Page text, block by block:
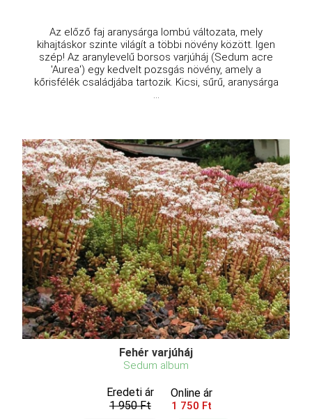
Az előző faj aranysárga lombú változata, mely
kihajtáskor szinte világít a többi növény között. Igen
szép! Az aranylevelű borsos varjúháj (Sedum acre
'Aurea') egy kedvelt pozsgás növény, amely a
kőrisfélék családjába tartozik. Kicsi, sűrű, aranysárga
...
Fehér varjúháj
Sedum album
Eredeti ár
1 950 Ft
Online ár
1 750 Ft